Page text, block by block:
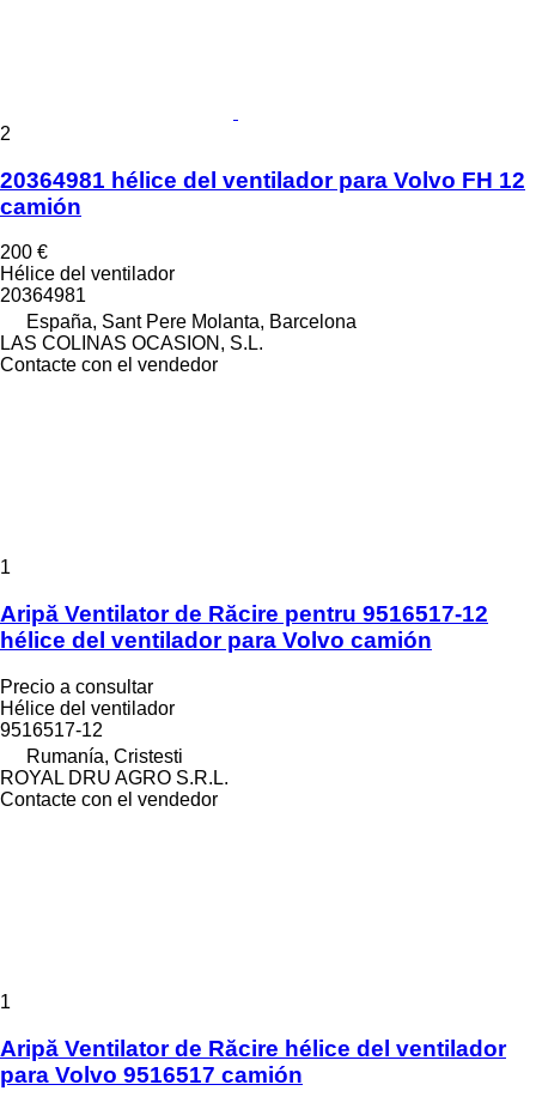
2
20364981 hélice del ventilador para Volvo FH 12
camión
200 €
Hélice del ventilador
20364981
España, Sant Pere Molanta, Barcelona
LAS COLINAS OCASION, S.L.
Contacte con el vendedor
1
Aripă Ventilator de Răcire pentru 9516517-12
hélice del ventilador para Volvo camión
Precio a consultar
Hélice del ventilador
9516517-12
Rumanía, Cristesti
ROYAL DRU AGRO S.R.L.
Contacte con el vendedor
1
Aripă Ventilator de Răcire hélice del ventilador
para Volvo 9516517 camión